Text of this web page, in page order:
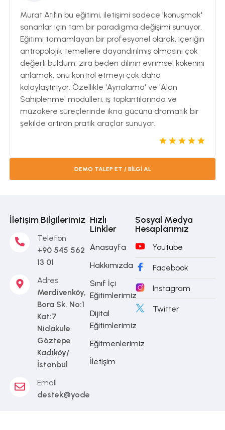
Murat Atıl’ın bu eğitimi, iletişimi sadece 'konuşmak'
sananlar için tam bir paradigma değişimi sunuyor.
Eğitimi tamamlayan bir profesyonel olarak, içeriğin
antropolojik temellere dayandırılmış olmasını çok
değerli buldum; zira beden dilinin evrimsel kökenini
anlamak, onu kontrol etmeyi çok daha
kolaylaştırıyor. Özellikle 'Aynalama' ve 'Alan
Sahiplenme' modülleri, iş toplantılarında ve
müzakere süreçlerinde ikna gücünü dramatik bir
şekilde artıran pratik araçlar sunuyor.
DEMO TALEP ET / BİLGİ AL
İletişim Bilgilerimiz
Telefon
+90 545 562
13 01
Adres
Merdivenköy,
Bora Sk. No:1
Kat:7
Nidakule
Göztepe
Kadıköy/
İstanbul
Email
destek@yodea.com.tr
Hızlı
Linkler
Anasayfa
Hakkımızda
Sınıf İçi
Eğitimlerimiz
Dijital
Eğitimlerimiz
Eğitmenlerimiz
İletişim
Sosyal Medya
Hesaplarımız
Youtube
Facebook
Instagram
Twitter